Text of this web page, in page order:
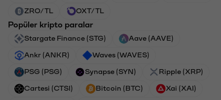
ZRO/TL OXT/TL
Popüler kripto paralar
Stargate Finance (STG) Aave (AAVE)
Ankr (ANKR) Waves (WAVES)
PSG (PSG) Synapse (SYN) Ripple (XRP)
Cartesi (CTSI) Bitcoin (BTC) Xai (XAI)